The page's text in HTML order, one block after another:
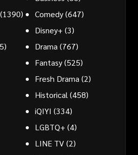
(1390) Comedy(647)
Disney+ (3)
Drama(767)
Fantasy(525)
Fresh Drama(2)
Historical(458)
iQIYI (334)
LGBTQ+ (4)
LINE TV(2)